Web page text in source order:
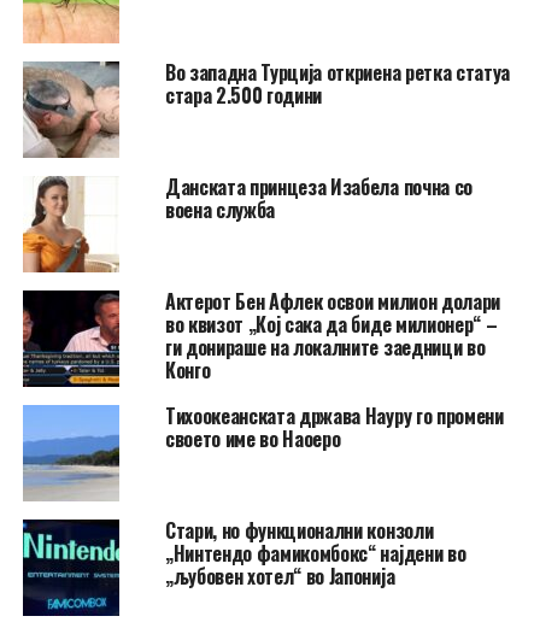
Во западна Турција откриена ретка статуа
стара 2.500 години
Данската принцеза Изабела почна со
воена служба
Актерот Бен Афлек освои милион долари
во квизот „Кој сака да биде милионер“ –
ги донираше на локалните заедници во
Конго
Тихоокеанската држава Науру го промени
своето име во Наоеро
Стари, но функционални конзоли
„Нинтендо фамикомбокс“ најдени во
„љубовен хотел“ во Јапонија